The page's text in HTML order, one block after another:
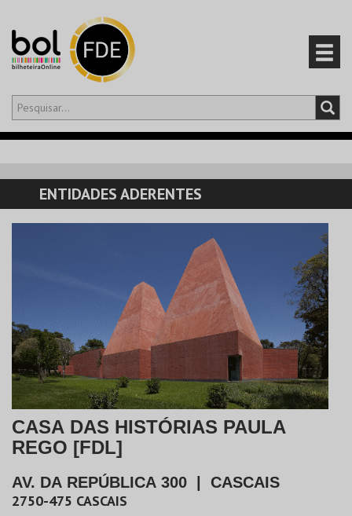
Olá,iniciar sessão
CARRINHO
EVENTOS
ENTIDADES ADERENTES
CASA DAS HISTÓRIAS PAULA
REGO [FDL]
AV. DA REPÚBLICA 300 CASCAIS
2750-475 CASCAIS